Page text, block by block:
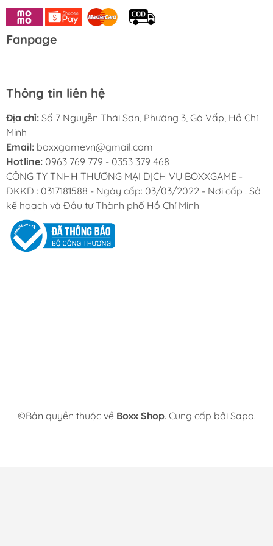
Fanpage
Thông tin liên hệ
Địa chỉ: Số 7 Nguyễn Thái Sơn, Phường 3, Gò Vấp, Hồ Chí
Minh
Email: boxxgamevn@gmail.com
Hotline: 0963 769 779 - 0353 379 468
CÔNG TY TNHH THƯƠNG MẠI DỊCH VỤ BOXXGAME -
ĐKKD : 0317181588 - Ngày cấp: 03/03/2022 - Nơi cấp : Sở
kế hoạch và Đầu tư Thành phố Hồ Chí Minh
©Bản quyền thuộc về Boxx Shop. Cung cấp bởi Sapo.